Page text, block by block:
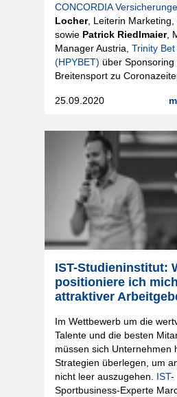
CONCORDIA
Locher, Leiterin Marketing,
sowie Patrick Riedlmaier,
Manager Austria, Trinity
(HPYBET) über Sponsoring
Breitensport zu
25.09.2020
IST-Studieninstitut:
positioniere ich
attraktiver
Im Wettbewerb um die
Talente und die besten
müssen sich Unternehmen
Strategien überlegen, um
nicht leer auszugehen. IST-
Sportbusiness-Experte